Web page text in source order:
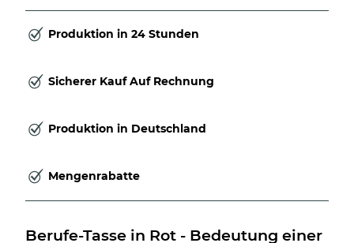
Produktion in 24 Stunden
Sicherer Kauf Auf Rechnung
Produktion in Deutschland
Mengenrabatte
Berufe-Tasse in Rot - Bedeutung einer